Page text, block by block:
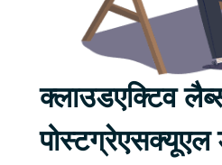
क्लाउडएक्टिव